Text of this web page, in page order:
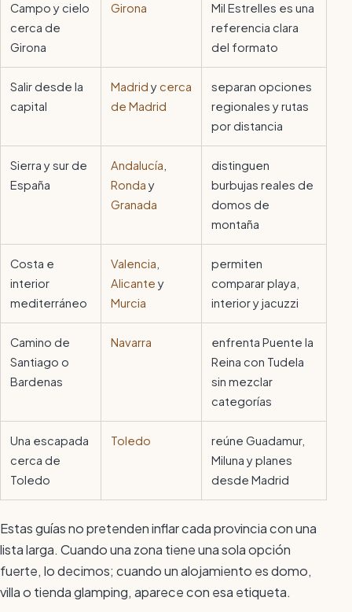
Campo y cielo
cerca de
Girona
Girona
Mil Estrelles es una
referencia clara
del formato
Salir desde la
capital
Madrid ycerca
de Madrid
separan opciones
regionales y rutas
por distancia
Sierra y sur de
España
Andalucía
Ronda y
Granada
distinguen
burbujas reales de
domos de
montaña
Costa e
interior
mediterráneo
Valencia
Alicante y
Murcia
permiten
comparar playa,
interior y jacuzzi
Camino de
Santiago o
Bardenas
Navarra
enfrenta Puente la
Reina con Tudela
sin mezclar
categorías
Una escapada
cerca de
Toledo
Toledo
reúne Guadamur,
Miluna y planes
desde Madrid
Estas guías no pretenden inflar cada provincia con una
lista larga. Cuando una zona tiene una sola opción
fuerte, lo decimos; cuando un alojamiento es domo,
villa o tienda glamping, aparece con esa etiqueta.